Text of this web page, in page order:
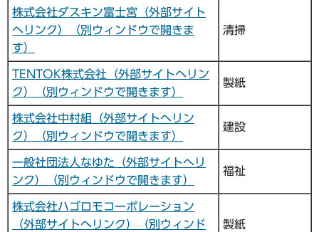
株式会社ダスキン富士宮（外部サイト
へリンク）（別ウィンドウで開きま
す）
清掃
TENTOK株式会社（外部サイトへリン
ク）（別ウィンドウで開きます）
製紙
株式会社中村組（外部サイトへリン
ク）（別ウィンドウで開きます）
建設
一般社団法人なゆた（外部サイトへリ
ンク）（別ウィンドウで開きます）
福祉
株式会社ハゴロモコーポレーション
（外部サイトへリンク）（別ウィンド
製紙